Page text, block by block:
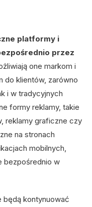
platformy i
przez
one markom i
do klientów, zarówno
i w tradycyjnych
formy reklamy, takie
reklamy graficzne czy
na stronach
mobilnych,
bezpośrednio w
będą kontynuować